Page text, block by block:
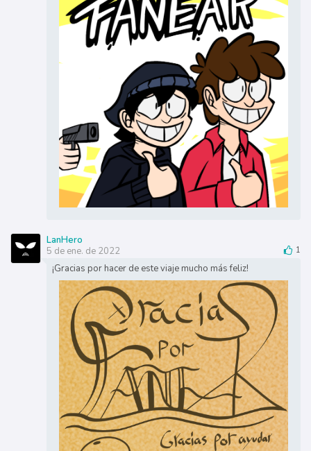
LanHero
5 de ene. de 2022
1
¡Gracias por hacer de este viaje mucho más feliz!